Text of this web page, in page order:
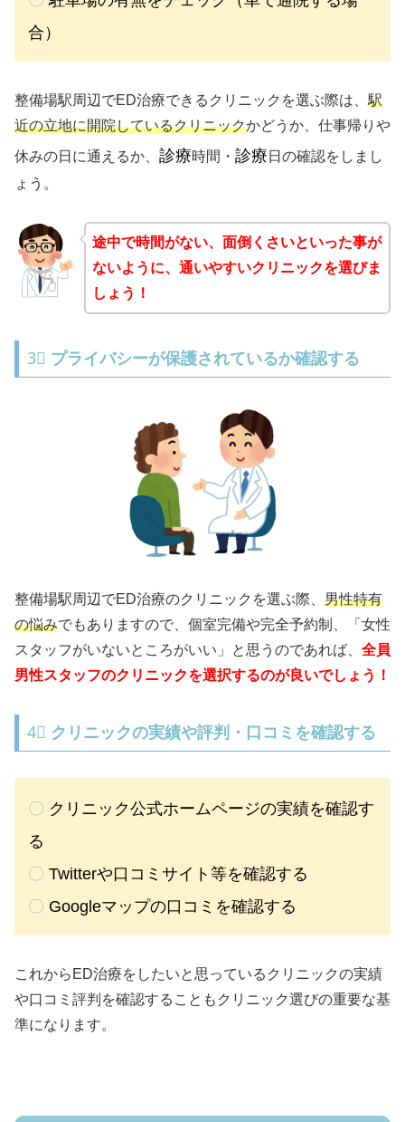
合）
整備場駅周辺でED治療できるクリニックを選ぶ際は、 駅
近の立地に開院しているクリニックかどうか、仕事帰りや
休みの日に通えるか、 診療時間・ 診療 日の確認をしまし
ょう。
途中で時間がない、面倒くさいといった事が
ないように、通いやすいクリニックを選びま
しょう！
3⃣ プライバシーが保護されているか確認する
整備場駅周辺でED治療のクリニックを選ぶ際、 男性特有
の悩みでもありますので、個室完備や完全予約制、「女性
スタッフがいないところがいい」と思うのであれば、 全員
男性スタッフのクリニックを選択するのが良いでしょう！
4⃣ クリニックの実績や評判・口コミを確認する
〇 クリニック公式ホームページの実績を確認す
る
〇 Twitterや口コミサイト等を確認する
〇 Googleマップの口コミを確認する
これからED治療をしたいと思っているクリニックの実績
や口コミ評判を確認することもクリニック選びの重要な基
準になります。